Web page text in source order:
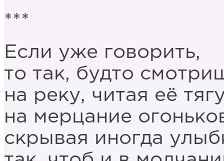
***
Если уже говорить,
то так, будто
на реку, читая её
на мерцание
скрывая иногда